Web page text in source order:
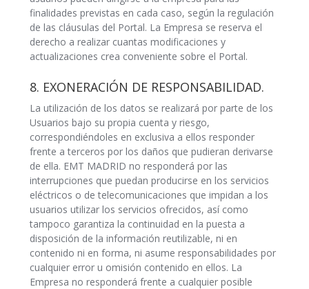
finalidades previstas en cada caso, según la regulación
de las cláusulas del Portal. La Empresa se reserva el
derecho a realizar cuantas modificaciones y
actualizaciones crea conveniente sobre el Portal.
8. EXONERACIÓN DE RESPONSABILIDAD.
La utilización de los datos se realizará por parte de los
Usuarios bajo su propia cuenta y riesgo,
correspondiéndoles en exclusiva a ellos responder
frente a terceros por los daños que pudieran derivarse
de ella. EMT MADRID no responderá por las
interrupciones que puedan producirse en los servicios
eléctricos o de telecomunicaciones que impidan a los
usuarios utilizar los servicios ofrecidos, así como
tampoco garantiza la continuidad en la puesta a
disposición de la información reutilizable, ni en
contenido ni en forma, ni asume responsabilidades por
cualquier error u omisión contenido en ellos. La
Empresa no responderá frente a cualquier posible